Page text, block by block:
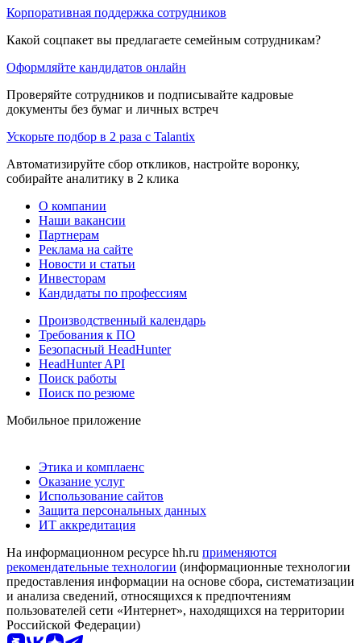
Корпоративная поддержка сотрудников
Какой соцпакет вы предлагаете семейным сотрудникам?
Оформляйте кандидатов онлайн
Проверяйте сотрудников и подписывайте кадровые
документы без бумаг и личных встреч
Ускорьте подбор в 2 раза с Talantix
Автоматизируйте сбор откликов, настройте воронку,
собирайте аналитику в 2 клика
О компании
Наши вакансии
Партнерам
Реклама на сайте
Новости и статьи
Инвесторам
Кандидаты по профессиям
Производственный календарь
Требования к ПО
Безопасный HeadHunter
HeadHunter API
Поиск работы
Поиск по резюме
Мобильное приложение
Этика и комплаенс
Оказание услуг
Использование сайтов
Защита персональных данных
ИТ аккредитация
На информационном ресурсе hh.ru применяются
рекомендательные технологии (информационные технологии
предоставления информации на основе сбора, систематизации
и анализа сведений, относящихся к предпочтениям
пользователей сети «Интернет», находящихся на территории
Российской Федерации)